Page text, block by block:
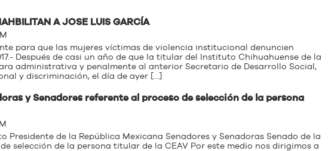
A JOSE LUIS GARCÍA
para que las mujeres víctimas de violencia institucional denuncien
Después de casi un año de que la titular del Instituto Chihuahuense de la
administrativa y penalmente al anterior Secretario de Desarrollo Social,
y discriminación, el día de ayer […]
y Senadores referente al proceso de selección de la persona
Presidente de la República Mexicana Senadores y Senadoras Senado de la
de selección de la persona titular de la CEAV Por este medio nos dirigimos a